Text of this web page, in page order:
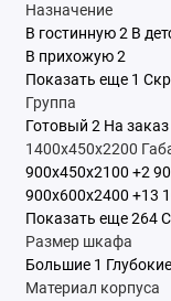
Назначение
В гостинную 2 В
В прихожую 2
Показать еще 1
Группа
Готовый 2 На заказ
1400x450x2200
900x450x2100 +2
900x600x2400 +13
Показать еще 264
Размер шкафа
Большие 1 Глубокие
Материал корпуса